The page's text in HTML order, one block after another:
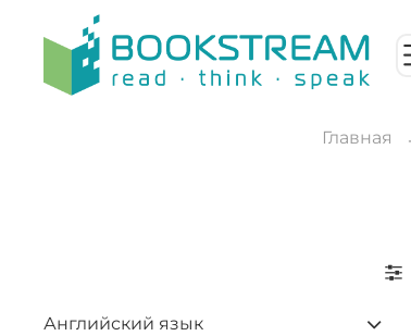
Главная
Английский язык